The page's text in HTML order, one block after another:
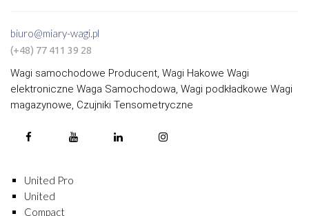
biuro@miary-wagi.pl
(+48) 77 411 39 28
Wagi samochodowe Producent, Wagi Hakowe Wagi
elektroniczne Waga Samochodowa, Wagi podkładkowe Wagi
magazynowe, Czujniki Tensometryczne
United Pro
United
Compact